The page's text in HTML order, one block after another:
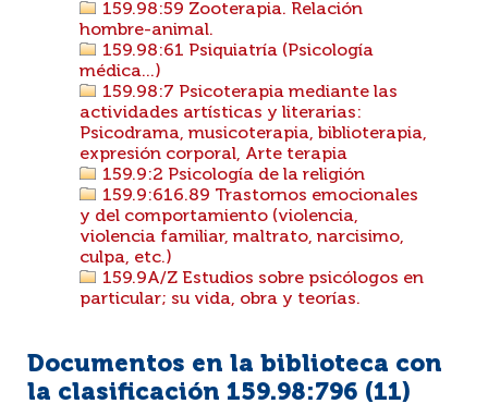
159.98:59 Zooterapia. Relación
hombre-animal.
159.98:61 Psiquiatría (Psicología
médica...)
159.98:7 Psicoterapia mediante las
actividades artísticas y literarias:
Psicodrama, musicoterapia, biblioterapia,
expresión corporal, Arte terapia
159.9:2 Psicología de la religión
159.9:616.89 Trastornos emocionales
y del comportamiento (violencia,
violencia familiar, maltrato, narcisimo,
culpa, etc.)
159.9A/Z Estudios sobre psicólogos en
particular; su vida, obra y teorías.
Documentos en la biblioteca con
la clasificación 159.98:796 (11)